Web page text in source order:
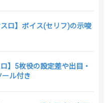
ロ】ボイス(セリフ)の示唆
】5枚役の設定差や出目・
ル付き